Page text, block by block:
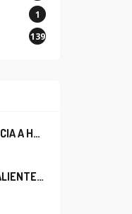
1
139
LEO MONTAÑEZ BENEFICIA A HABITANTES DEL BARRIO DE LA SALUD CON MEJORA DEL ALCANTARILLADO SANITARIO
MUNICIPIO DE AGUASCALIENTES REABRE CIRCULACIÓN VEHICULAR EN LA CALLE JOSEFA ORTIZ DE DOMÍNGUEZ